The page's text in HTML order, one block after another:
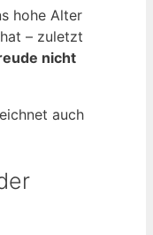
hohe Alter
– zuletzt
nicht
auch